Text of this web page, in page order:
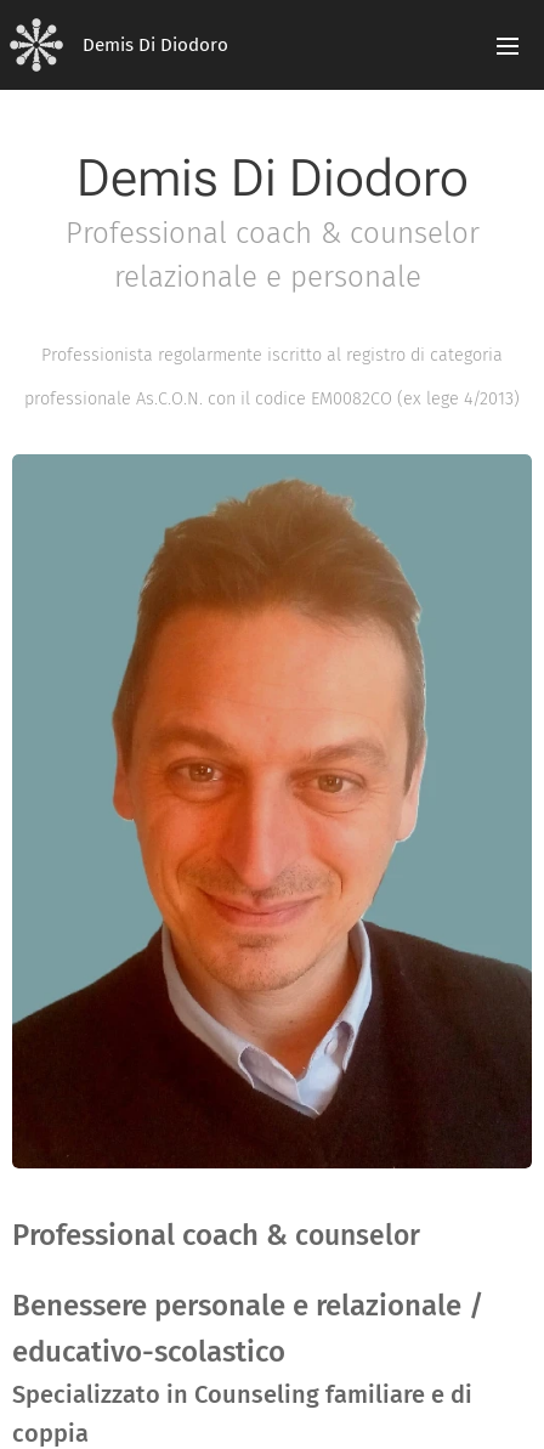
Demis Di Diodoro
Demis Di Diodoro
Professional coach & counselor
relazionale e personale
Professionista regolarmente iscritto al registro di categoria
professionale As.C.O.N. con il codice EM0082CO (ex lege 4/2013)
Professional coach & counselor
Benessere personale e relazionale /
educativo-scolastico
Specializzato in Counseling familiare e di
coppia